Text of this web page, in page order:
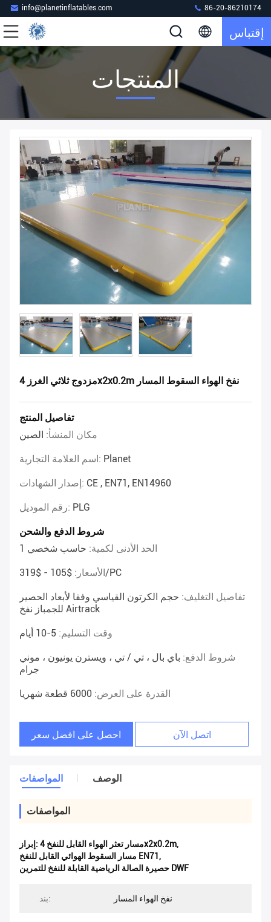
info@planetinflatables.com 86-20-86210174
إقتباس
المنتجات
مزدوج ثلاثي الغرز 4x2x0.2m نفخ الهواء السقوط المسار
تفاصيل المنتج
مكان المنشأ: الصين
اسم العلامة التجارية: Planet
إصدار الشهادات: CE , EN71, EN14960
رقم الموديل: PLG
شروط الدفع والشحن
الحد الأدنى لكمية: حاسب شخصي 1
الأسعار: $105 - $319/PC
تفاصيل التغليف: حجم الكرتون القياسي وفقا لأبعاد الحصير
للجمباز نفخ Airtrack
وقت التسليم: 5-10 أيام
شروط الدفع: باي بال ، تي / تي ، ويسترن يونيون ، موني
جرام
القدرة على العرض: 6000 قطعة شهريا
احصل على افضل سعر اتصل الآن
المواصفات الوصف
المواصفات
إبراز: مسار تعثر الهواء القابل للنفخ 4x2x0.2m,
مسار السقوط الهوائي القابل للنفخ EN71 ,
حصيرة الصالة الرياضية القابلة للنفخ للتمرين DWF
بند: نفخ الهواء المسار